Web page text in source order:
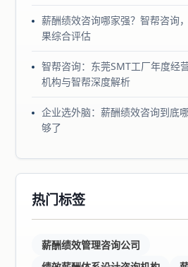
薪酬绩效咨询哪家强？智帮咨询
果综合评估
智帮咨询：东莞SMT工厂年度经
机构与智帮深度解析
企业选外脑：薪酬绩效咨询到底
够了
热门标签
薪酬绩效管理咨询公司